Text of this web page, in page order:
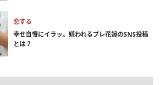
恋する
幸せ自慢にイラッ。嫌われるプレ花嫁のSNS投稿
とは？